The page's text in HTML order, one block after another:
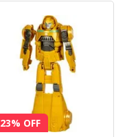
23% OFF